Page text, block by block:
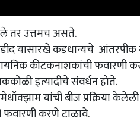
तर उत्तमच असते.
यासारखे कडधान्यचे
कीटकनाशकांची फवारणी
इत्यादीचे संवर्धन होते.
यांची बीज प्रक्रिया
करणे टाळावे.